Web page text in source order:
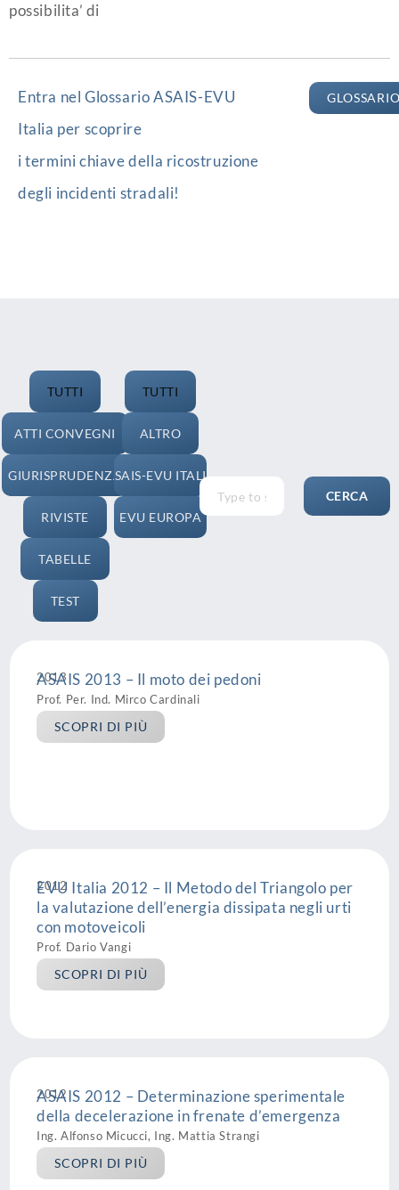
possibilita’ di
Entra nel Glossario ASAIS-EVU
Italia per scoprire
i termini chiave della ricostruzione
degli incidenti stradali!
ATTI CONVEGNI
GIURISPRUDENZA
RIVISTE
TABELLE
TEST
TUTTI
ALTRO
ASAIS-EVU ITALIA
EVU EUROPA
TUTTI
CERCA
2013
ASAIS 2013 – Il moto dei pedoni
Prof. Per. Ind. Mirco Cardinali
SCOPRI DI PIÙ
2012
EVU Italia 2012 – Il Metodo del Triangolo per
la valutazione dell’energia dissipata negli urti
con motoveicoli
Prof. Dario Vangi
SCOPRI DI PIÙ
2012
ASAIS 2012 – Determinazione sperimentale
della decelerazione in frenate d’emergenza
Ing. Alfonso Micucci, Ing. Mattia Strangi
SCOPRI DI PIÙ